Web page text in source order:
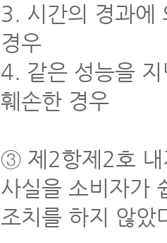
3. 시간의 경과에
경우
4. 같은 성능을
훼손한 경우
③ 제2항제2호 내
사실을 소비자가
조치를 하지 않았